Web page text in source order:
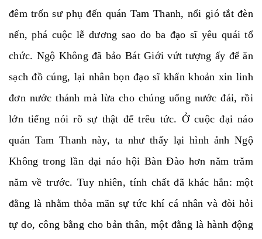
đêm trốn sư phụ đến quán Tam Thanh, nổi gió tắt đèn
nến, phá cuộc lễ dương sao do ba đạo sĩ yêu quái tổ
chức. Ngộ Không đã bảo Bát Giới vứt tượng ấy để ăn
sạch đồ cúng, lại nhân bọn đạo sĩ khẩn khoản xin linh
đơn nước thánh mà lừa cho chúng uống nước đái, rồi
lớn tiếng nói rõ sự thật để trêu tức. Ở cuộc đại náo
quán Tam Thanh này, ta như thấy lại hình ảnh Ngộ
Không trong lần đại náo hội Bàn Đào hơn năm trăm
năm về trước. Tuy nhiên, tính chất đã khác hẳn: một
đằng là nhằm thỏa mãn sự tức khí cá nhân và đòi hỏi
tự do, công bằng cho bản thân, một đằng là hành động